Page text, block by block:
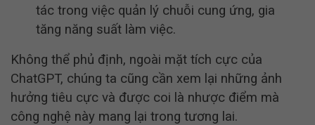
tác trong việc quản lý chuỗi cung ứng, gia
tăng năng suất làm việc.
Không thể phủ định, ngoài mặt tích cực của
ChatGPT, chúng ta cũng cần xem lại những ảnh
hưởng tiêu cực và được coi là nhược điểm mà
công nghệ này mang lại trong tương lai.